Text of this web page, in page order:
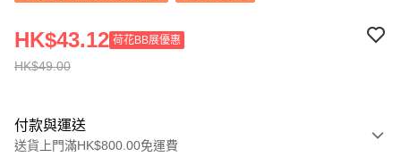
HK$49.00
HK$43.12 荷花BB展優惠
付款與運送
送貨上門滿HK$800.00免運費